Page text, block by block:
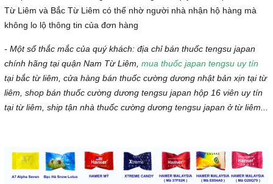
Từ Liêm và Bắc Từ Liêm có thể nhờ người nhà nhận hộ hàng mà
không lo lộ thông tin của đơn hàng
- Một số thắc mắc của quý khách: địa chỉ bán thuốc tengsu japan
chính hãng tại quận Nam Từ Liêm, mua thuốc japan tengsu uy tín
tại bắc từ liêm, cửa hàng bán thuốc cường dương nhật bản xịn tại từ
liêm, shop bán thuốc cường dương tengsu japan hộp 16 viên uy tín
tại từ liêm, ship tận nhà thuốc cường dương tengsu japan ở từ liêm...